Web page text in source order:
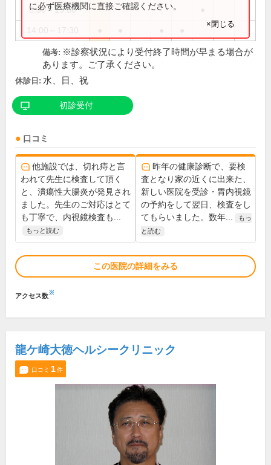
8:30～13:30
に必ず医療機関に直接ご確認ください。
×閉じる
備考: ※診察状況により受付終了時間が早まる場合が
あります。ご了承ください。
休診日: 水、日、祝
初診受付
口コミ
他施設では、切れ痔と言
われて先生に検査して頂く
と、潰瘍性大腸炎が発見され
ました。先生のご対応はとて
も丁寧で、内視鏡検査も...
もっと読む
昨年の健康診断で、要検
査となり家の近くに出来た、
新しい医院を受診・胃内視鏡
の予約をして翌日、検査をし
てもらいました。数年...
もっ
と読む
この医院の詳細をみる
アクセス数※
龍ケ崎大徳ヘルシークリニック
口コミ 1件